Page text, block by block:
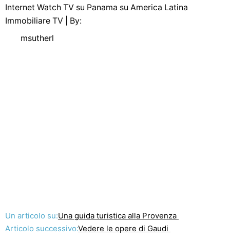
Internet Watch TV su Panama su America Latina
Immobiliare TV | By:
msutherl
Un articolo su:Una guida turistica alla Provenza
Articolo successivo:Vedere le opere di Gaudi